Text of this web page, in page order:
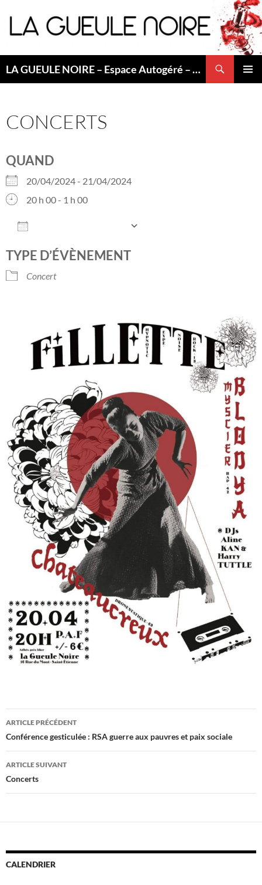
au
contenu
LA GUEULE NOIRE – Espace Autogéré – Saint Etienne
CONCERTS
QUAND
20/04/2024 - 21/04/2024
20 h 00 - 1 h 00
TYPE D’ÉVÈNEMENT
Concert
Navigation
des
articles
ARTICLE PRÉCÉDENT
Conférence gesticulée : RSA guerre aux pauvres et paix sociale
ARTICLE SUIVANT
Concerts
CALENDRIER